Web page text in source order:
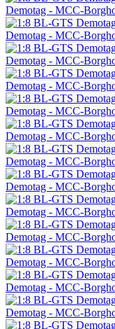
Demotag - MCC-
Demotag - MCC-
Demotag - MCC-
Demotag - MCC-
Demotag - MCC-
Demotag - MCC-
Demotag - MCC-
Demotag - MCC-
Demotag - MCC-
Demotag - MCC-
Demotag - MCC-
Demotag - MCC-
Demotag - MCC-